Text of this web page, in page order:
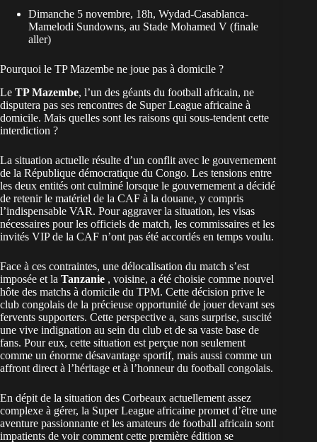
Dimanche 5 novembre, 18h, Wydad-Casablanca-
Mamelodi Sundowns, au Stade Mohamed V (finale
aller)
Pourquoi le TP Mazembe ne joue pas à domicile ?
Le TP Mazembe, l’un des géants du football africain, ne
disputera pas ses rencontres de Super League africaine à
domicile. Mais quelles sont les raisons qui sous-tendent cette
interdiction ?
La situation actuelle résulte d’un conflit avec le gouvernement
de la République démocratique du Congo. Les tensions entre
les deux entités ont culminé lorsque le gouvernement a décidé
de retenir le matériel de la CAF à la douane, y compris
l’indispensable VAR. Pour aggraver la situation, les visas
nécessaires pour les officiels de match, les commissaires et les
invités VIP de la CAF n’ont pas été accordés en temps voulu.
Face à ces contraintes, une délocalisation du match s’est
imposée et la Tanzanie , voisine, a été choisie comme nouvel
hôte des matchs à domicile du TPM. Cette décision prive le
club congolais de la précieuse opportunité de jouer devant ses
fervents supporters. Cette perspective a, sans surprise, suscité
une vive indignation au sein du club et de sa vaste base de
fans. Pour eux, cette situation est perçue non seulement
comme un énorme désavantage sportif, mais aussi comme un
affront direct à l’héritage et à l’honneur du football congolais.
En dépit de la situation des Corbeaux actuellement assez
complexe à gérer, la Super League africaine promet d’être une
aventure passionnante et les amateurs de football africain sont
impatients de voir comment cette première édition se